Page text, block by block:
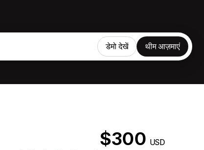
डेमो देखें थीम आज़माएं
$300 USD